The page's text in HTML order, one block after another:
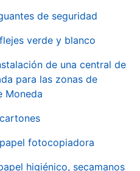
de seguridad
verde y blanco
de una central de
para las zonas de
Moneda
fotocopiadora
higiénico, secamanos